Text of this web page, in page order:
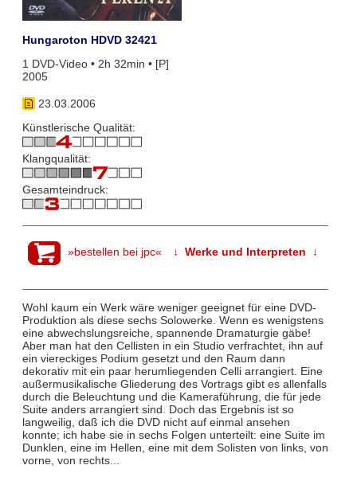
Hungaroton HDVD 32421
1 DVD-Video • 2h 32min • [P]
2005
23.03.2006
Künstlerische Qualität:
Klangqualität:
Gesamteindruck:
»bestellen bei jpc« ↓ Werke und Interpreten ↓
Wohl kaum ein Werk wäre weniger geeignet für eine DVD-
Produktion als diese sechs Solowerke. Wenn es wenigstens
eine abwechslungsreiche, spannende Dramaturgie gäbe!
Aber man hat den Cellisten in ein Studio verfrachtet, ihn auf
ein viereckiges Podium gesetzt und den Raum dann
dekorativ mit ein paar herumliegenden Celli arrangiert. Eine
außermusikalische Gliederung des Vortrags gibt es allenfalls
durch die Beleuchtung und die Kameraführung, die für jede
Suite anders arrangiert sind. Doch das Ergebnis ist so
langweilig, daß ich die DVD nicht auf einmal ansehen
konnte; ich habe sie in sechs Folgen unterteilt: eine Suite im
Dunklen, eine im Hellen, eine mit dem Solisten von links, von
vorne, von rechts...